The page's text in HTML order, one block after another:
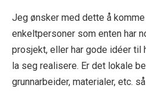
Jeg ønsker med dette å
enkeltpersoner som enten har
prosjekt, eller har gode idéer til
la seg realisere. Er det lokale
grunnarbeider, materialer, etc.